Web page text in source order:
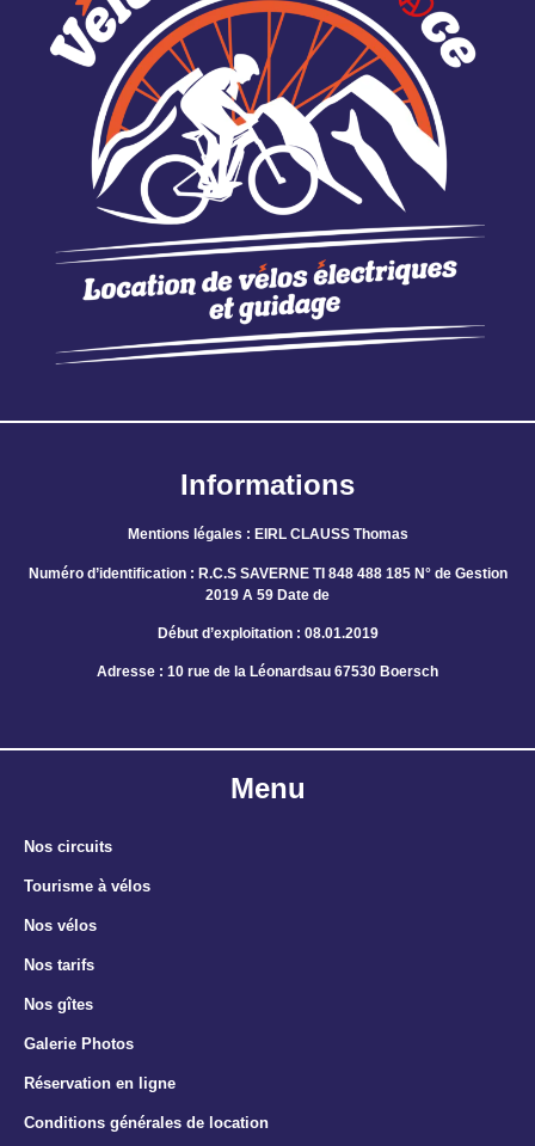
Informations
Mentions légales : EIRL CLAUSS Thomas
Numéro d’identification : R.C.S SAVERNE TI 848 488 185 N° de Gestion
2019 A 59 Date de
Début d’exploitation : 08.01.2019
Adresse : 10 rue de la Léonardsau 67530 Boersch
Menu
Nos circuits
Tourisme à vélos
Nos vélos
Nos tarifs
Nos gîtes
Galerie Photos
Réservation en ligne
Conditions générales de location